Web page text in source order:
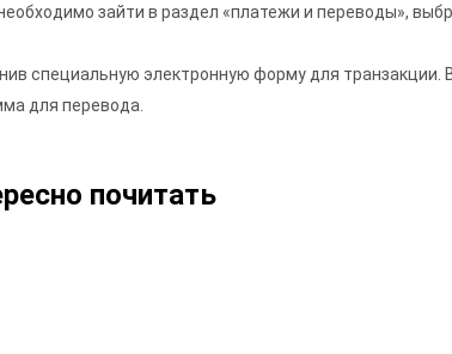
зайти в раздел «платежи и переводы»,
специальную электронную форму для
для перевода.
почитать